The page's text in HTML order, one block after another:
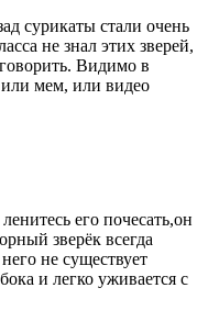
сурикаты стали очень
не знал этих зверей,
Видимо в
мем, или видео
его почесать,он
зверёк всегда
не существует
и легко уживается с